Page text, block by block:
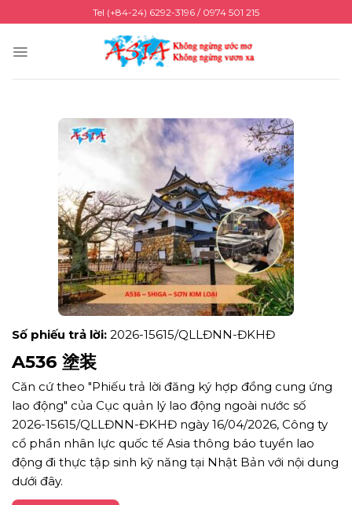
to
content
Tel (+84-24) 6292-3196 / 0974 501 215
Số phiếu trả lời: 2026-15615/QLLĐNN-ĐKHĐ
A536 塗装
Căn cứ theo "Phiếu trả lời đăng ký hợp đồng cung ứng
lao động" của Cục quản lý lao động ngoài nước số
2026-15615/QLLĐNN-ĐKHĐ ngày 16/04/2026, Công ty
cổ phần nhân lực quốc tế Asia thông báo tuyển lao
động đi thực tập sinh kỹ năng tại Nhật Bản với nội dung
dưới đây.